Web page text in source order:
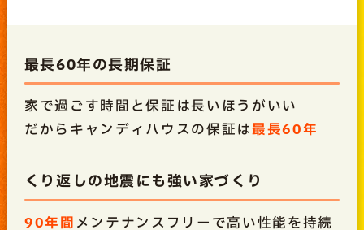
最長60年の長期保証
家で過ごす時間と保証は長いほうがいい
だからキャンディハウスの保証は最長60年
くり返しの地震にも強い家づくり
90年間 メンテナンスフリーで高い性能を持続